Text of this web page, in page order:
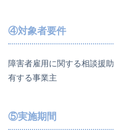
④対象者要件
障害者雇用に関する相談援
有する事業主
⑤実施期間